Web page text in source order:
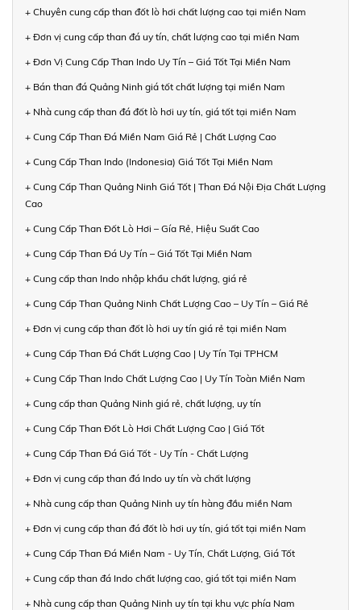
+ Chuyên cung cấp than đốt lò hơi chất lượng cao tại miền Nam
+ Đơn vị cung cấp than đá uy tín, chất lượng cao tại miền Nam
+ Đơn Vị Cung Cấp Than Indo Uy Tín – Giá Tốt Tại Miền Nam
+ Bán than đá Quảng Ninh giá tốt chất lượng tại miền Nam
+ Nhà cung cấp than đá đốt lò hơi uy tín, giá tốt tại miền Nam
+ Cung Cấp Than Đá Miền Nam Giá Rẻ | Chất Lượng Cao
+ Cung Cấp Than Indo (Indonesia) Giá Tốt Tại Miền Nam
+ Cung Cấp Than Quảng Ninh Giá Tốt | Than Đá Nội Địa Chất Lượng
Cao
+ Cung Cấp Than Đốt Lò Hơi – Gía Rẻ, Hiệu Suất Cao
+ Cung Cấp Than Đá Uy Tín – Giá Tốt Tại Miền Nam
+ Cung cấp than Indo nhập khẩu chất lượng, giá rẻ
+ Cung Cấp Than Quảng Ninh Chất Lượng Cao – Uy Tín – Giá Rẻ
+ Đơn vị cung cấp than đốt lò hơi uy tín giá rẻ tại miền Nam
+ Cung Cấp Than Đá Chất Lượng Cao | Uy Tín Tại TPHCM
+ Cung Cấp Than Indo Chất Lượng Cao | Uy Tín Toàn Miền Nam
+ Cung cấp than Quảng Ninh giá rẻ, chất lượng, uy tín
+ Cung Cấp Than Đốt Lò Hơi Chất Lượng Cao | Giá Tốt
+ Cung Cấp Than Đá Giá Tốt - Uy Tín - Chất Lượng
+ Đơn vị cung cấp than đá Indo uy tín và chất lượng
+ Nhà cung cấp than Quảng Ninh uy tín hàng đầu miền Nam
+ Đơn vị cung cấp than đá đốt lò hơi uy tín, giá tốt tại miền Nam
+ Cung Cấp Than Đá Miền Nam - Uy Tín, Chất Lượng, Giá Tốt
+ Cung cấp than đá Indo chất lượng cao, giá tốt tại miền Nam
+ Nhà cung cấp than Quảng Ninh uy tín tại khu vực phía Nam